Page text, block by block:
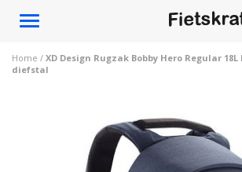
Toggle
Home / XD Design Rugzak Bobby Hero Regular
diefstal